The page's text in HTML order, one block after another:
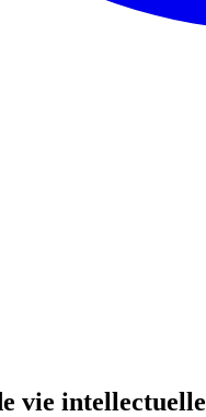
vie intellectuelle